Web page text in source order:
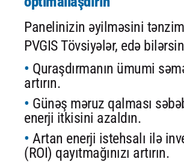
Panelinizin əyilməsini
PVGIS Tövsiyələr, edə
Quraşdırmanın ümumi
artırın.
Günəş məruz qalması
enerji itkisini azaldın.
Artan enerji istehsalı ilə
(ROI) qayıtmağınızı artırın.